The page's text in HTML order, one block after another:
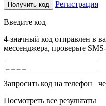
Получить код Регистрация
Введите код
4-значный код отправлен в
мессенджера, проверьте
Запросить код на телефон
Посмотреть все результаты